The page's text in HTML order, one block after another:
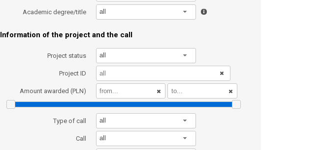
Academic degree/title all
Information of the project and the call
Project status all
Project ID
Amount awarded (PLN)
Type of call all
Call all